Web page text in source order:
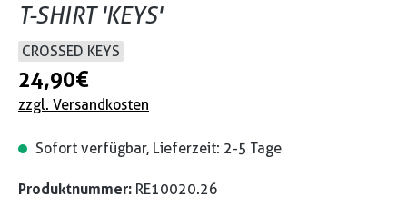
T-SHIRT 'KEYS'
CROSSED KEYS
24,90 €
zzgl. Versandkosten
Sofort verfügbar, Lieferzeit: 2-5 Tage
Produktnummer: RE10020.26